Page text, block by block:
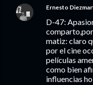
Ernesto
D-47:
matiz: claro
por el cine
películas
como bien
influencias